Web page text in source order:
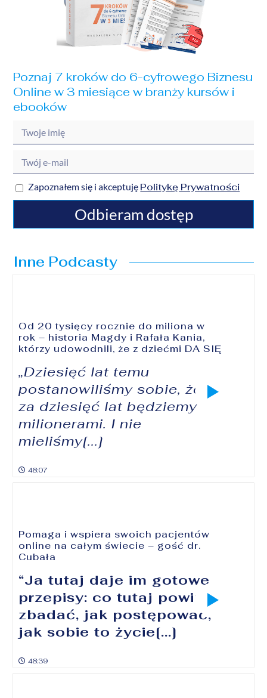
Poznaj 7 kroków do 6-cyfrowego Biznesu
Online w 3 miesiące w branży kursów i
ebooków
Zapoznałem się i akceptuję Politykę Prywatności
Odbieram dostęp
Inne Podcasty
Od 20 tysięcy rocznie do miliona w
rok – historia Magdy i Rafała Kania,
którzy udowodnili, że z dziećmi DA SIĘ
„Dziesięć lat temu
postanowiliśmy sobie, że
za dziesięć lat będziemy
milionerami. I nie
mieliśmy[...]
48:07
Pomaga i wspiera swoich pacjentów
online na całym świecie – gość dr.
Cubała
“Ja tutaj daje im gotowe
przepisy: co tutaj powinni
zbadać, jak postępować,
jak sobie to życie[...]
48:39